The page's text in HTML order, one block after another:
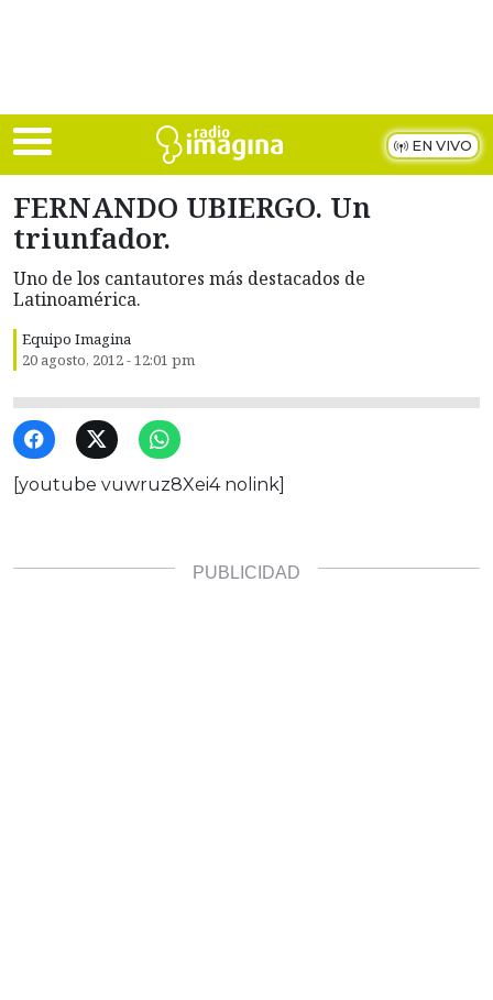
EN VIVO
FERNANDO UBIERGO. Un
triunfador.
Uno de los cantautores más destacados de
Latinoamérica.
Equipo Imagina
20 agosto, 2012 - 12:01 pm
[youtube vuwruz8Xei4 nolink]